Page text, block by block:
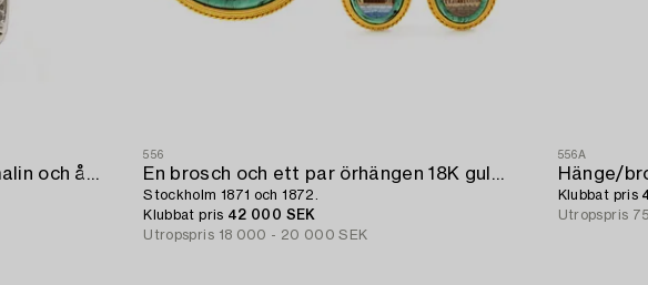
Ring 14K vitguld med grön turmalin och åttkantslipade diamanter.
556
En brosch och ett par örhängen 18K guld med mikromosaiker. Alfred Ambrosius,
Stockholm 1871 och 1872.
Klubbat pris 42 000 SEK
Utropspris 18 000 - 20 000 SEK
556A
Klubbat pris
Utropspris